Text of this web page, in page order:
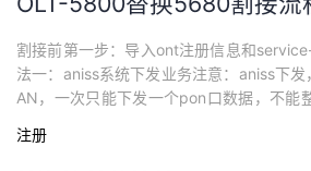
课
程
的
认
我
的
我
支
声
割接前第一步：导入ont注册信息和
法一：aniss系统下发业务注意：aniss下
AN，一次只能下发一个pon口数据，不能
ervice-port需要删除重做。下发前需要特
注册